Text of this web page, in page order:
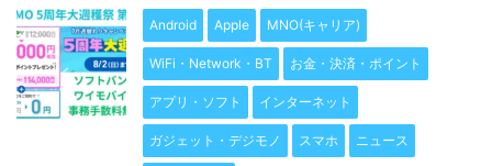
Android Apple MNO(キャリア)
WiFi・Network・BT お金・決済・ポイント
アプリ・ソフト インターネット
ガジェット・デジモノ スマホ ニュース